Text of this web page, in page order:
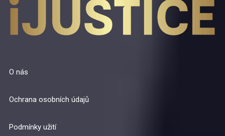
O nás
Ochrana osobních údajů
Podmínky užití